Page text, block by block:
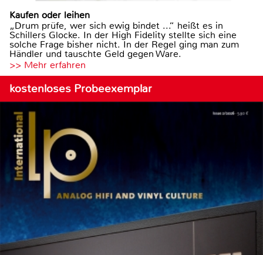
Kaufen oder leihen
„Drum prüfe, wer sich ewig bindet ...“ heißt es in
Schillers Glocke. In der High Fidelity stellte sich eine
solche Frage bisher nicht. In der Regel ging man zum
Händler und tauschte Geld gegen Ware.
>> Mehr erfahren
kostenloses Probeexemplar